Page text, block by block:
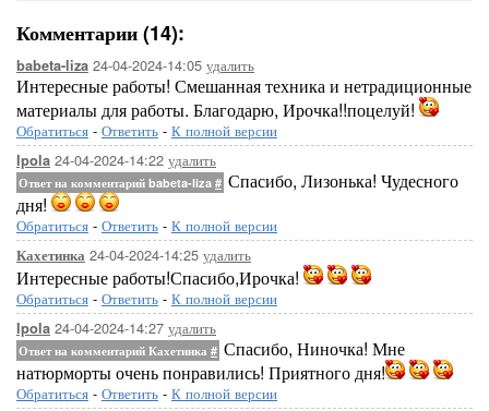
Комментарии (14):
babeta-liza 24-04-2024-14:05 удалить
Интересные работы! Смешанная техника и нетрадиционные
материалы для работы. Благодарю, Ирочка!!поцелуй!
Обратиться - Ответить - К полной версии
Ipola 24-04-2024-14:22 удалить
Ответ на комментарий babeta-liza # Спасибо, Лизонька! Чудесного
дня!
Обратиться - Ответить - К полной версии
Кахетинка 24-04-2024-14:25 удалить
Интересные работы!Спасибо,Ирочка!
Обратиться - Ответить - К полной версии
Ipola 24-04-2024-14:27 удалить
Ответ на комментарий Кахетинка # Спасибо, Ниночка! Мне
натюрморты очень понравились! Приятного дня!
Обратиться - Ответить - К полной версии